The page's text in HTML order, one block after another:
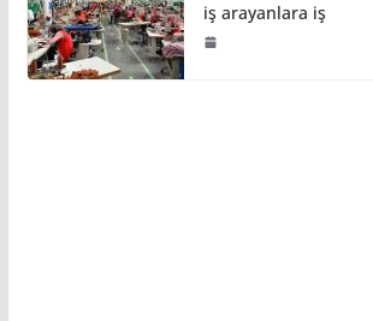
iş arayanlara iş